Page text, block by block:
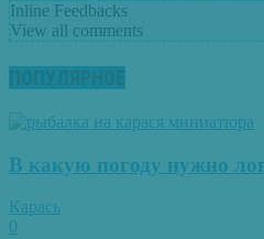
Inline Feedbacks
View all comments
ПОПУЛЯРНОЕ
В какую погоду нужно
Карась
0